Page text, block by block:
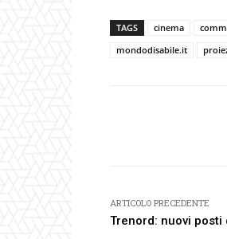
TAGS cinema
mondodisabile.it
ARTICOLO PRECEDENTE
Trenord: nuovi posti